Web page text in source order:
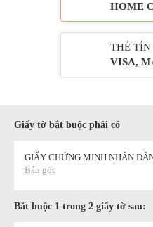
HOME
THẺ
VISA,
Giấy tờ bắt buộc phải có
GIẤY CHỨNG MINH NHÂN
Bản gốc
Bắt buộc 1 trong 2 giấy tờ sau: